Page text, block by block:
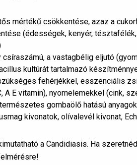
mértékű csökkentése, azaz a
(édességek, kenyér,
a vastagbélig eljutó
kultúrát tartalmazó
fehérjékkel, esszenciális
A E vitamin), nyomelemekkel (cink,
gombaölő hatású
kivonatok, olívalevél kivonat,
a Candidiasis. Ha